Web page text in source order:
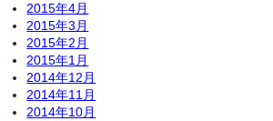
2015年4月
2015年3月
2015年2月
2015年1月
2014年12月
2014年11月
2014年10月